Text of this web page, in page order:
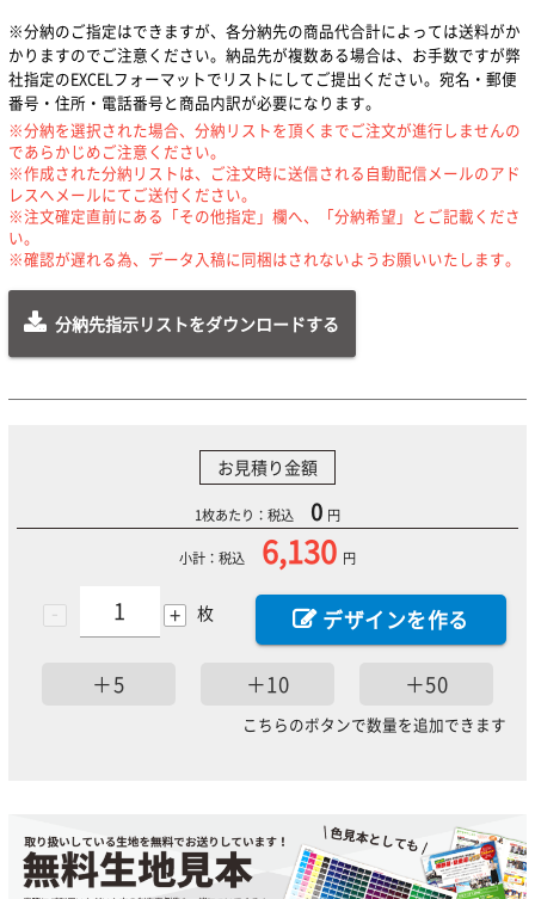
※分納のご指定はできますが、各分納先の商品代合計によっては送料がか
かりますのでご注意ください。納品先が複数ある場合は、お手数ですが弊
社指定のEXCELフォーマットでリストにしてご提出ください。宛名・郵便
番号・住所・電話番号と商品内訳が必要になります。
※分納を選択された場合、分納リストを頂くまでご注文が進行しませんの
であらかじめご注意ください。
※作成された分納リストは、ご注文時に送信される自動配信メールのアド
レスへメールにてご送付ください。
※注文確定直前にある「その他指定」欄へ、「分納希望」とご記載くださ
い。
※確認が遅れる為、データ入稿に同梱はされないようお願いいたします。
分納先指示リストをダウンロードする
お見積り金額
1枚あたり：税込 0 円
小計：税込 6,130 円
- + 枚 デザインを作る
＋5 ＋10 ＋50
こちらのボタンで数量を追加できます